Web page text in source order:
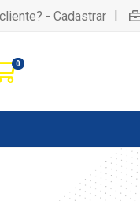
- Cadastrar |
0